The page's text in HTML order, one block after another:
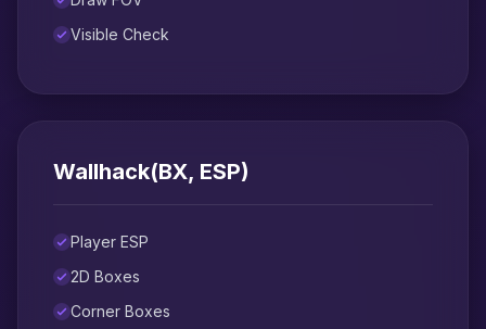
Visible Check
Wallhack(ВХ, ESP)
Player ESP
2D Boxes
Corner Boxes